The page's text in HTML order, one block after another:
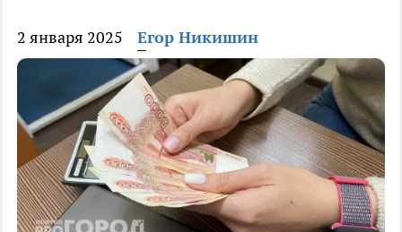
2 января 2025 Егор Никишин